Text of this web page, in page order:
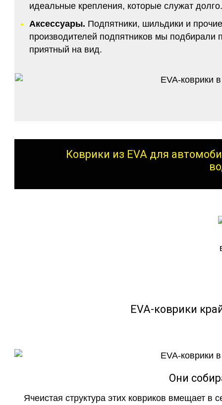
идеальные крепления, которые служат
Аксессуары. Подпятники, шильдики и
производителей подпятников мы подбирали
приятный на вид.
Коврики из EVA для
EVA-коврики
Они
Ячеистая структура этих ковриков вмещает в